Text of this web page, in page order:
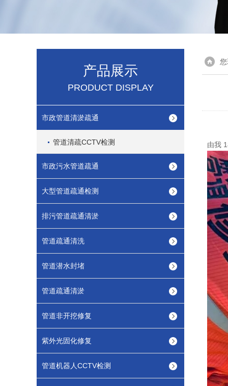
产品展示
PRODUCT DISPLAY
市政管道清淤疏通
管道清疏CCTV检测
市政污水管道疏通
大型管道疏通检测
排污管道疏通清淤
管道疏通清洗
管道潜水封堵
管道疏通清淤
管道非开挖修复
紫外光固化修复
管道机器人CCTV检测
由我